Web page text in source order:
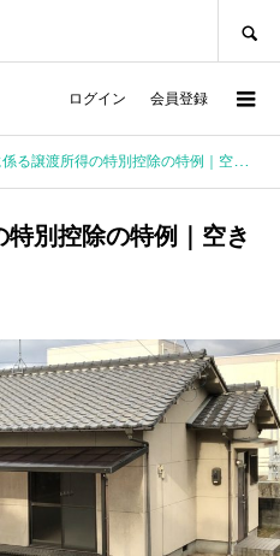
ログイン 会員登録
譲渡所得の特別控除の特例｜空き家売却の節税方法
別控除の特例｜空き